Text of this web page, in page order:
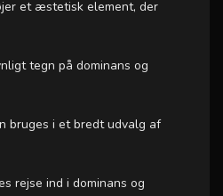
et æstetisk element, der
tegn på dominans og
bruges i et bredt udvalg af
rejse ind i dominans og